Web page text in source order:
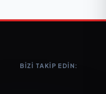
BIZI TAKIP EDIN: